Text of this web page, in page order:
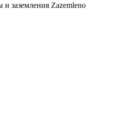
заземления Zazemleno